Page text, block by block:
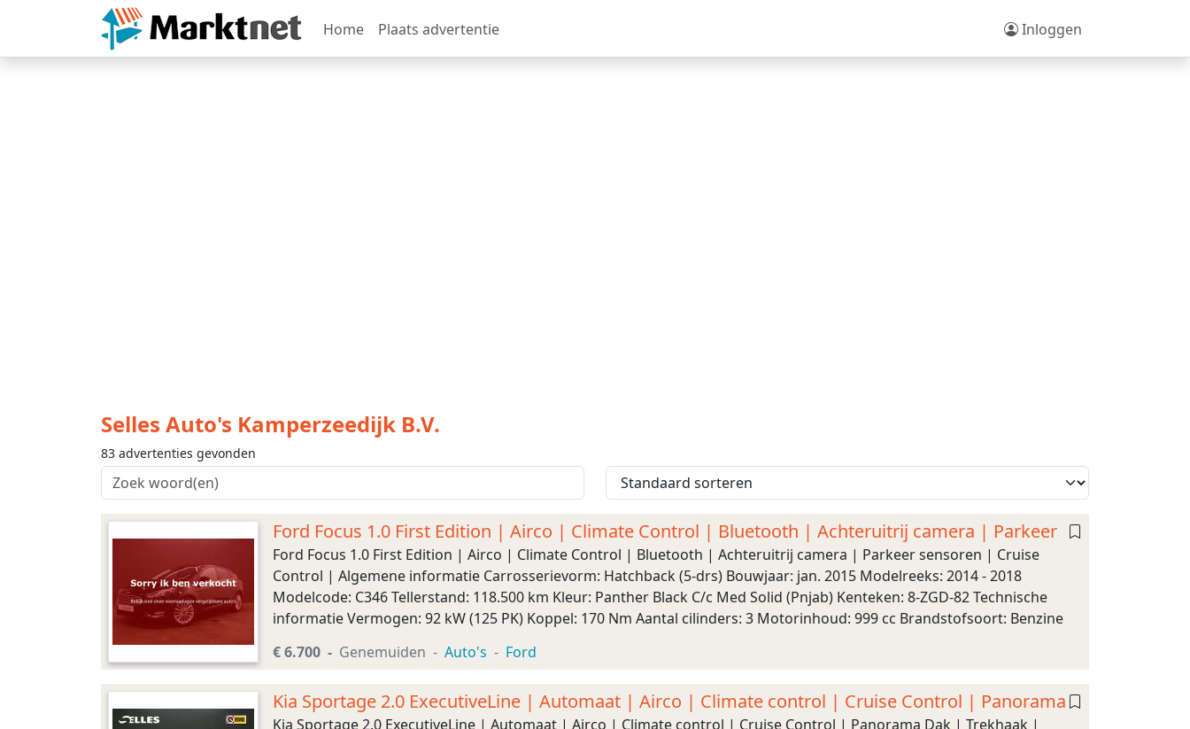
Home Plaats advertentie Inloggen
Selles Auto's Kamperzeedijk B.V.
83 advertenties gevonden
Ford Focus 1.0 First Edition | Airco | Climate Control | Bluetooth | Achteruitrij camera | Parkeer
s
Ford Focus 1.0 First Edition | Airco | Climate Control | Bluetooth | Achteruitrij camera | Parkeer sensoren | Cruise
Control | Algemene informatie Carrosserievorm: Hatchback (5-drs) Bouwjaar: jan. 2015 Modelreeks: 2014 - 2018
Modelcode: C346 Tellerstand: 118.500 km Kleur: Panther Black C/c Med Solid (Pnjab) Kenteken: 8-ZGD-82 Technische
informatie Vermogen: 92 kW (125 PK) Koppel: 170 Nm Aantal cilinders: 3 Motorinhoud: 999 cc Brandstofsoort: Benzine
€ 6.700 Genemuiden Auto's Ford
Kia Sportage 2.0 ExecutiveLine | Automaat | Airco | Climate control | Cruise Control | Panorama
Dak
Kia Sportage 2.0 ExecutiveLine | Automaat | Airco | Climate control | Cruise Control | Panorama Dak | Trekhaak |